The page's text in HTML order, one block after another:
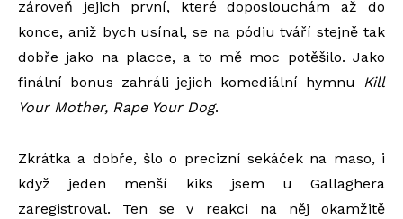
zároveň jejich první, které doposlouchám až do
konce, aniž bych usínal, se na pódiu tváří stejně tak
dobře jako na placce, a to mě moc potěšilo. Jako
finální bonus zahráli jejich komediální hymnu Kill
Your Mother, Rape Your Dog.
Zkrátka a dobře, šlo o precizní sekáček na maso, i
když jeden menší kiks jsem u Gallaghera
zaregistroval. Ten se v reakci na něj okamžitě